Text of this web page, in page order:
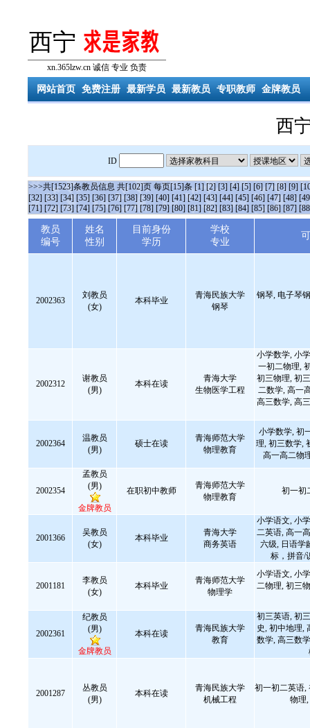
西宁
xn.365lzw.cn 诚信 专业 负责
网站首页 免费注册 最新学员 最新教员 专职教师 金牌教员
西
ID
>>>共[1523]条教员信息 共[102]页 每页[15]条 [1] [2] [3] [4] [5] [6] [7] [8] [9]
[32] [33] [34] [35] [36] [37] [38] [39] [40] [41] [42] [43] [44] [45] [46] [47] [48]
[71] [72] [73] [74] [75] [76] [77] [78] [79] [80] [81] [82] [83] [84] [85] [86] [87]
教员
编号
姓名
性别
目前身份
学历
学校
专业
2002363
刘教员
(女)
本科毕业
青海民族大学
钢琴
钢琴, 电子琴
2002312
谢教员
(男)
本科在读
青海大学
生物医学工程
小学数学, 小
一初二物理,
初三物理, 初
二数学, 高一
高三数学, 高
2002364
温教员
(男)
硕士在读
青海师范大学
物理教育
小学数学, 初
理, 初三数学,
高一高二物
2002354
孟教员
(男)
金牌教员
在职初中教师
青海师范大学
物理教育
初一初
2001366
吴教员
(女)
本科毕业
青海大学
商务英语
小学语文, 小
二英语, 高一
六级, 日语学
标，拼音/
2001181
李教员
(女)
本科毕业
青海师范大学
物理学
小学语文, 小
二物理, 初三
2002361
纪教员
(男)
金牌教员
本科在读
青海民族大学
教育
初三英语, 初
史, 初中地理,
数学, 高三数
2001287
丛教员
(男)
本科在读
青海民族大学
机械工程
初一初二英语,
物理